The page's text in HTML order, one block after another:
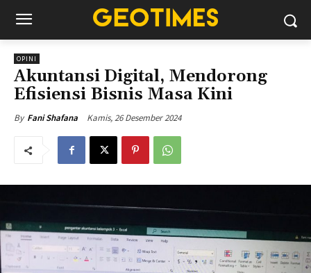
OPINI
Akuntansi Digital, Mendorong
Efisiensi Bisnis Masa Kini
By Fani Shafana Kamis, 26 Desember 2024